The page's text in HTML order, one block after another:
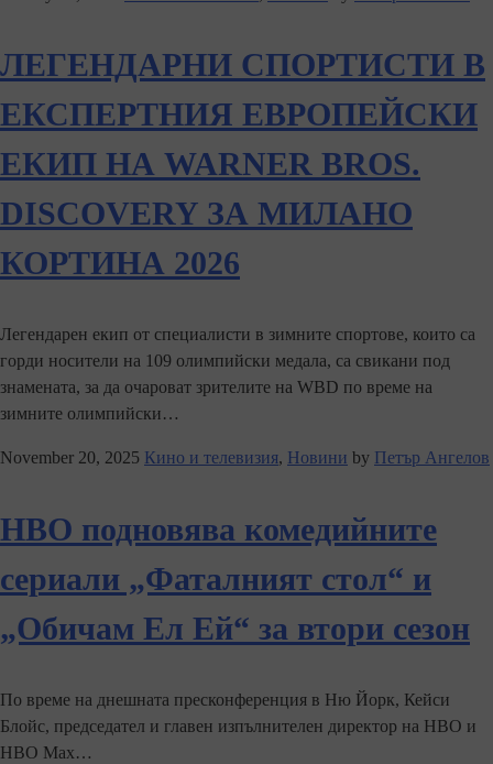
ЛЕГЕНДАРНИ СПОРТИСТИ В
ЕКСПЕРТНИЯ ЕВРОПЕЙСКИ
ЕКИП НА WARNER BROS.
DISCOVERY ЗА МИЛАНО
КОРТИНА 2026
Легендарен екип от специалисти в зимните спортове, които са
горди носители на 109 олимпийски медала, са свикани под
знамената, за да очароват зрителите на WBD по време на
зимните олимпийски…
November 20, 2025 Кино и телевизия, Новини by Петър Ангелов
HBO подновява комедийните
сериали „Фаталният стол“ и
„Обичам Ел Ей“ за втори сезон
По време на днешната пресконференция в Ню Йорк, Кейси
Блойс, председател и главен изпълнителен директор на HBO и
HBO Max…